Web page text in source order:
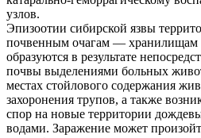
узлов.
Эпизоотии сибирской язвы
почвенным очагам — хранилищам
образуются в результате
почвы выделениями больных
местах стойлового содержания
захоронения трупов, а также
спор на новые территории
водами. Заражение может